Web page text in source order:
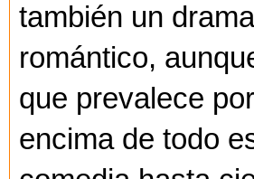
también un drama
romántico,
que prevalece por
encima de todo